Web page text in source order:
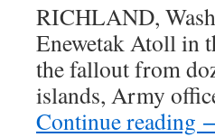
RICHLAND,
Enewetak Atoll in
the fallout from
islands, Army
Continue reading